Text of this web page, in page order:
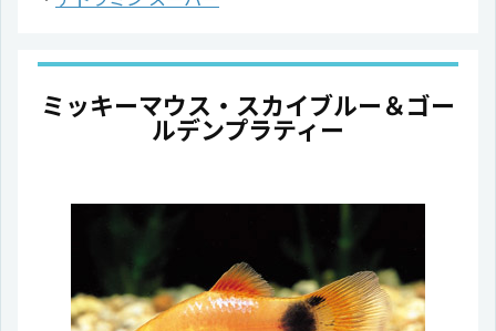
ミッキーマウス・スカイブルー＆ゴー
ルデンプラティー